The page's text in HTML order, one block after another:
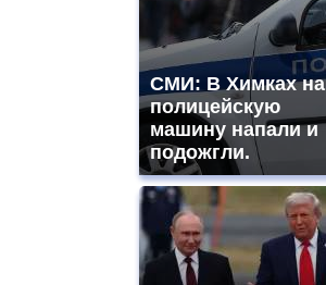
СМИ: В Химках на
полицейскую
машину напали и
подожгли.